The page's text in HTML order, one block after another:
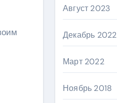
Август 2023
Декабрь 2022
Март 2022
Ноябрь 2018